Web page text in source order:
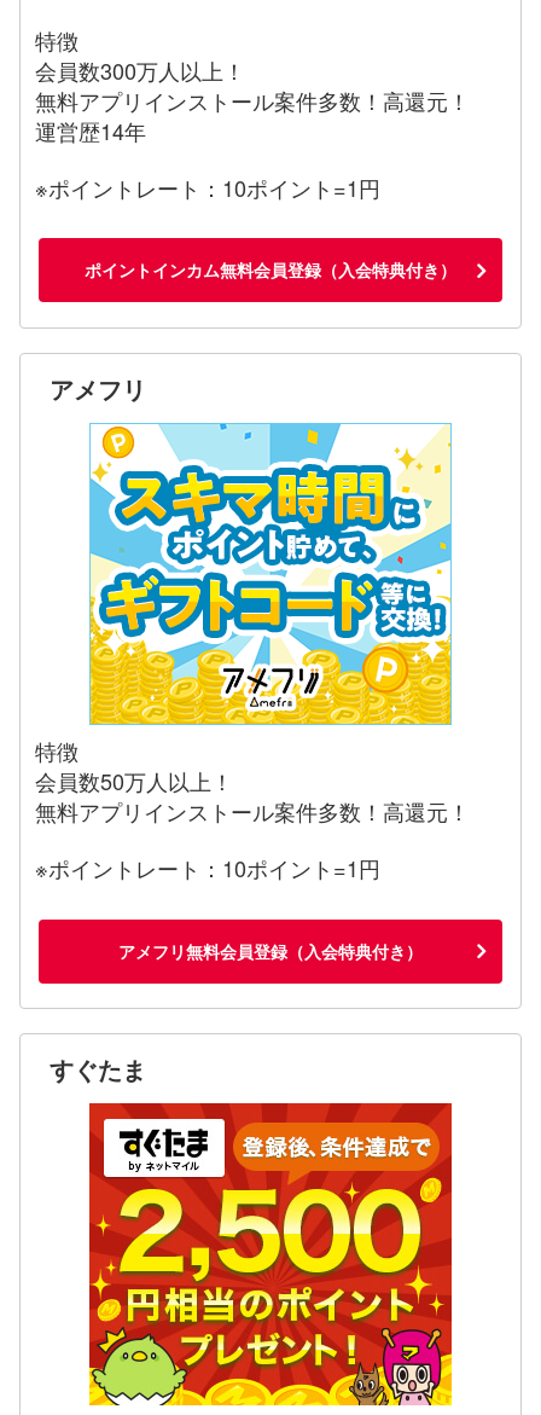
特徴
会員数300万人以上！
無料アプリインストール案件多数！高還元！
運営歴14年
※ポイントレート：10ポイント=1円
ポイントインカム無料会員登録（入会特典付き）
アメフリ
特徴
会員数50万人以上！
無料アプリインストール案件多数！高還元！
※ポイントレート：10ポイント=1円
アメフリ無料会員登録（入会特典付き）
すぐたま